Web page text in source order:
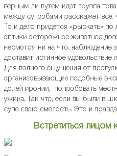
верным ли путем идет группа
между сугробами расскажет все,
То и дело придется «рыскать» по
оптики осторожное животное
несмотря ни на что, наблюдение
доставит истинное
Для полного ощущения от
организовывающие подобные
долей иронии, попробовать
ужина. Так что, если вы были в
супе свою смелость. Это и
Встретиться лицом